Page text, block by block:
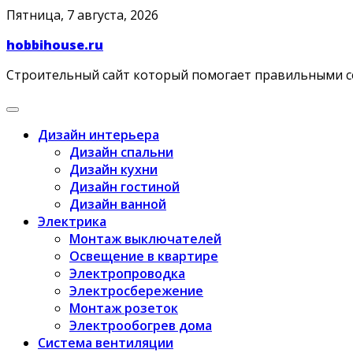
Skip
content
Пятница, 7 августа, 2026
hobbihouse.ru
Строительный сайт который помогает правильными
Дизайн интерьера
Дизайн спальни
Дизайн кухни
Дизайн гостиной
Дизайн ванной
Электрика
Монтаж выключателей
Освещение в квартире
Электропроводка
Электросбережение
Монтаж розеток
Электрообогрев дома
Система вентиляции